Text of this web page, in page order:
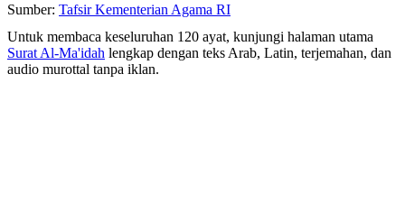
Sumber: Tafsir Kementerian Agama RI
Untuk membaca keseluruhan 120 ayat, kunjungi halaman utama
Surat Al-Ma'idah lengkap dengan teks Arab, Latin, terjemahan, dan
audio murottal tanpa iklan.